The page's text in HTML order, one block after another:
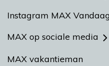
Instagram MAX
MAX op sociale media
MAX vakantieman